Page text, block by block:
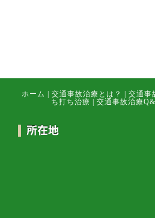
ホーム 交通事故治療とは？ 交通事
ち打ち治療
交通事故治療